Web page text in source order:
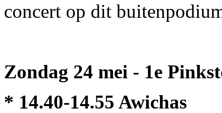
concert op dit
Zondag 24 mei - 1e
* 14.40-14.55 Awichas